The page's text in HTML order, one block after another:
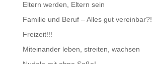
Eltern werden, Eltern sein
Familie und Beruf – Alles gut vereinbar?!
Freizeit!!!
Miteinander leben, streiten, wachsen